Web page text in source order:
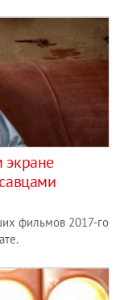
фильмов 2017-го